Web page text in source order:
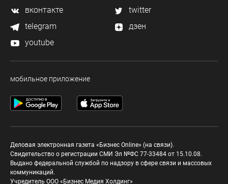
вконтакте
twitter
telegram
дзен
youtube
мобильное приложение
Деловая электронная газета «Бизнес Online» (на связи).
Свидетельство о регистрации СМИ Эл №ФС 77-33484 от 15.10.08.
Выдано федеральной службой по надзору в сфере связи и массовых
коммуникаций.
Учредитель ООО «Бизнес Медия Холдинг»